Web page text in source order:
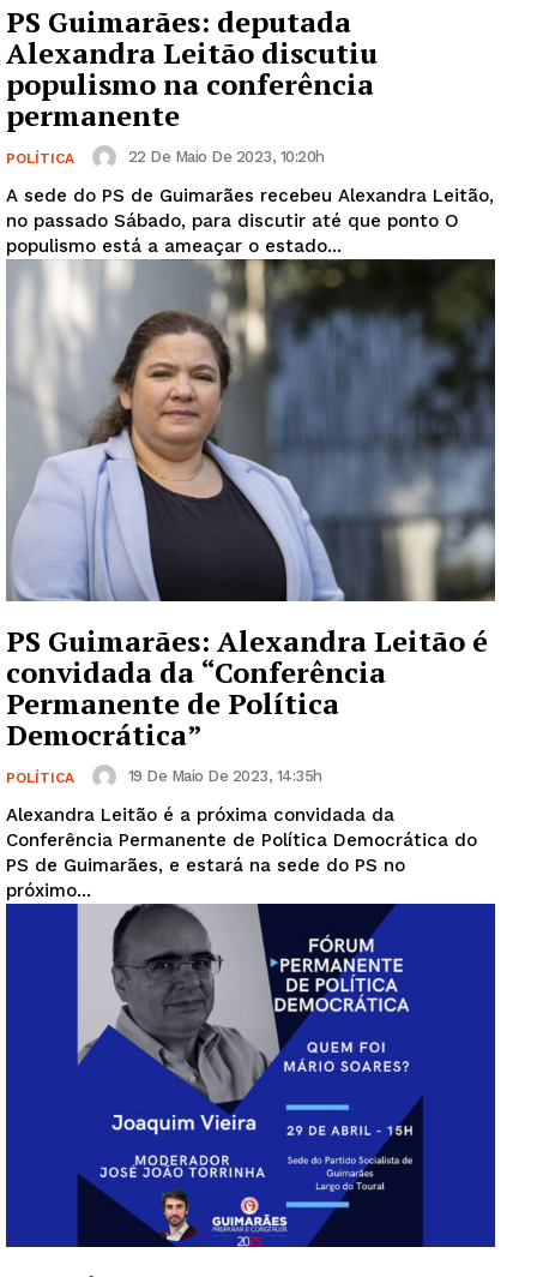
PS Guimarães: deputada
Alexandra Leitão discutiu
populismo na conferência
permanente
POLÍTICA 22 De Maio De 2023, 10:20h
A sede do PS de Guimarães recebeu Alexandra Leitão,
no passado Sábado, para discutir até que ponto O
populismo está a ameaçar o estado...
PS Guimarães: Alexandra Leitão é
convidada da “Conferência
Permanente de Política
Democrática”
POLÍTICA 19 De Maio De 2023, 14:35h
Alexandra Leitão é a próxima convidada da
Conferência Permanente de Política Democrática do
PS de Guimarães, e estará na sede do PS no
próximo...